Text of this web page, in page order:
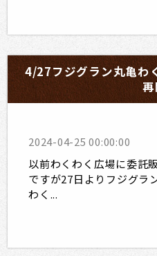
4/27フジグラン丸亀わ
再
2024-04-25 00:00:00
以前わくわく広場に委託
ですが27日よりフジグラ
わく...